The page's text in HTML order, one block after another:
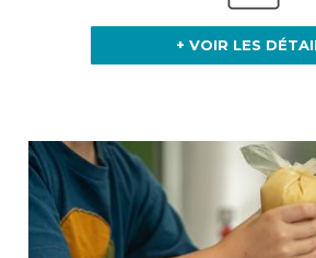
+ VOIR LES